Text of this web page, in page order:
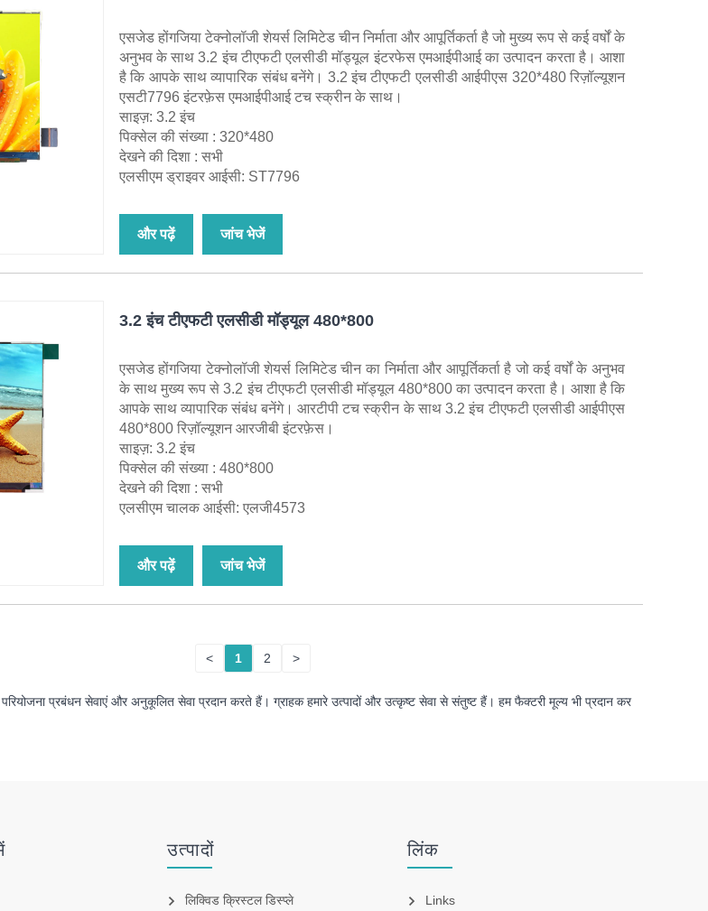
एसजेड होंगजिया टेक्नोलॉजी शेयर्स लिमिटेड चीन निर्माता और आपूर्तिकर्ता है जो मुख्य रूप से कई वर्षों के
अनुभव के साथ 3.2 इंच टीएफटी एलसीडी मॉड्यूल इंटरफेस एमआईपीआई का उत्पादन करता है। आशा
है कि आपके साथ व्यापारिक संबंध बनेंगे। 3.2 इंच टीएफटी एलसीडी आईपीएस 320*480 रिज़ॉल्यूशन
एसटी7796 इंटरफ़ेस एमआईपीआई टच स्क्रीन के साथ।
साइज़: 3.2 इंच
पिक्सेल की संख्या : 320*480
देखने की दिशा : सभी
एलसीएम ड्राइवर आईसी: ST7796
और पढ़ें जांच भेजें
3.2 इंच टीएफटी एलसीडी मॉड्यूल 480*800
एसजेड होंगजिया टेक्नोलॉजी शेयर्स लिमिटेड चीन का निर्माता और आपूर्तिकर्ता है जो कई वर्षों के अनुभव
के साथ मुख्य रूप से 3.2 इंच टीएफटी एलसीडी मॉड्यूल 480*800 का उत्पादन करता है। आशा है कि
आपके साथ व्यापारिक संबंध बनेंगे। आरटीपी टच स्क्रीन के साथ 3.2 इंच टीएफटी एलसीडी आईपीएस
480*800 रिज़ॉल्यूशन आरजीबी इंटरफ़ेस।
साइज़: 3.2 इंच
पिक्सेल की संख्या : 480*800
देखने की दिशा : सभी
एलसीएम चालक आईसी: एलजी4573
और पढ़ें जांच भेजें
< 1 2 >
परियोजना प्रबंधन सेवाएं और अनुकूलित सेवा प्रदान करते हैं। ग्राहक हमारे उत्पादों और उत्कृष्ट सेवा से संतुष्ट हैं। हम फैक्टरी मूल्य भी प्रदान कर
उत्पादों
लिक्विड क्रिस्टल डिस्प्ले
लिंक
Links